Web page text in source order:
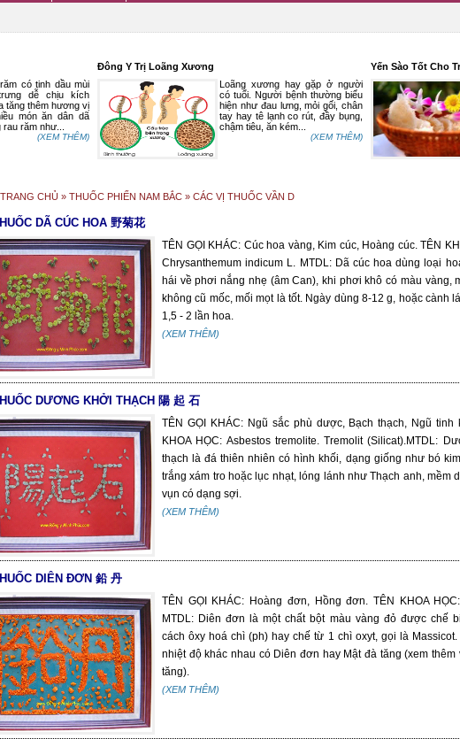
có tinh dầu mùi
dễ chịu kích
tăng thêm hương vị
món ăn dân dã
răm như...
(XEM THÊM)
Đông Y Trị Loãng Xương
Loãng xương hay gặp ở người
có tuổi. Người bệnh thường biểu
hiện như đau lưng, mỏi gối, chân
tay hay tê lạnh co rút, đầy bụng,
chậm tiêu, ăn kém...
(XEM THÊM)
Yến Sào Tốt Cho
TRANG CHỦ » THUỐC PHIẾN NAM BẮC » CÁC VỊ THUỐC VẦN D
DÃ CÚC HOA 野菊花
TÊN GỌI KHÁC: Cúc hoa vàng, Kim cúc, Hoàng cúc. TÊN
Chrysanthemum indicum L. MTDL: Dã cúc hoa dùng loại
hái về phơi nắng nhẹ (âm Can), khi phơi khô có màu vàng,
không cũ mốc, mối mọt là tốt. Ngày dùng 8-12 g, hoặc cành
1,5 - 2 lần hoa.
(XEM THÊM)
DƯƠNG KHỞI THẠCH 陽 起 石
TÊN GỌI KHÁC: Ngũ sắc phù dược, Bạch thạch, Ngũ tinh
KHOA HỌC: Asbestos tremolite. Tremolit (Silicat).MTDL:
thạch là đá thiên nhiên có hình khối, dạng giống như bó
trắng xám tro hoặc lục nhạt, lóng lánh như Thạch anh, mềm
vụn có dạng sợi.
(XEM THÊM)
DIÊN ĐƠN 鉛 丹
TÊN GỌI KHÁC: Hoàng đơn, Hồng đơn. TÊN KHOA
MTDL: Diên đơn là một chất bột màu vàng đỏ được chế
cách ôxy hoá chì (ph) hay chế từ 1 chì oxyt, gọi là Massicot.
nhiệt độ khác nhau có Diên đơn hay Mật đà tăng (xem thêm
tăng).
(XEM THÊM)